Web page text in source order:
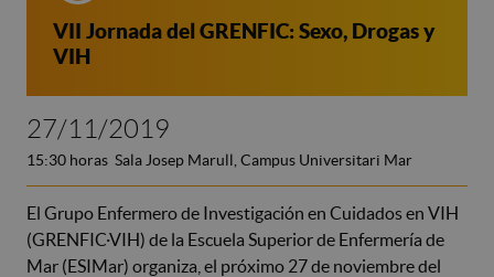
VII Jornada del GRENFIC: Sexo, Drogas y
VIH
27/11/2019
15:30 horas Sala Josep Marull, Campus Universitari Mar
El Grupo Enfermero de Investigación en Cuidados en VIH
(GRENFIC·VIH) de la Escuela Superior de Enfermería de
Mar (ESIMar) organiza, el próximo 27 de noviembre del